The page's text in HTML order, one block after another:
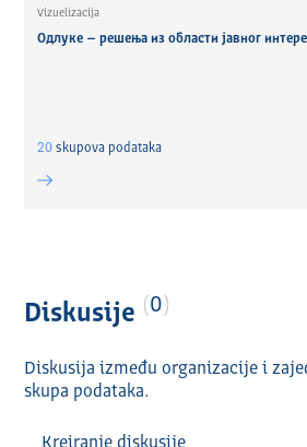
Vizuelizacija
Одлуке – решења из области јавног
20skupova podataka
Diskusije 0
Diskusija između organizacije i
skupa podataka.